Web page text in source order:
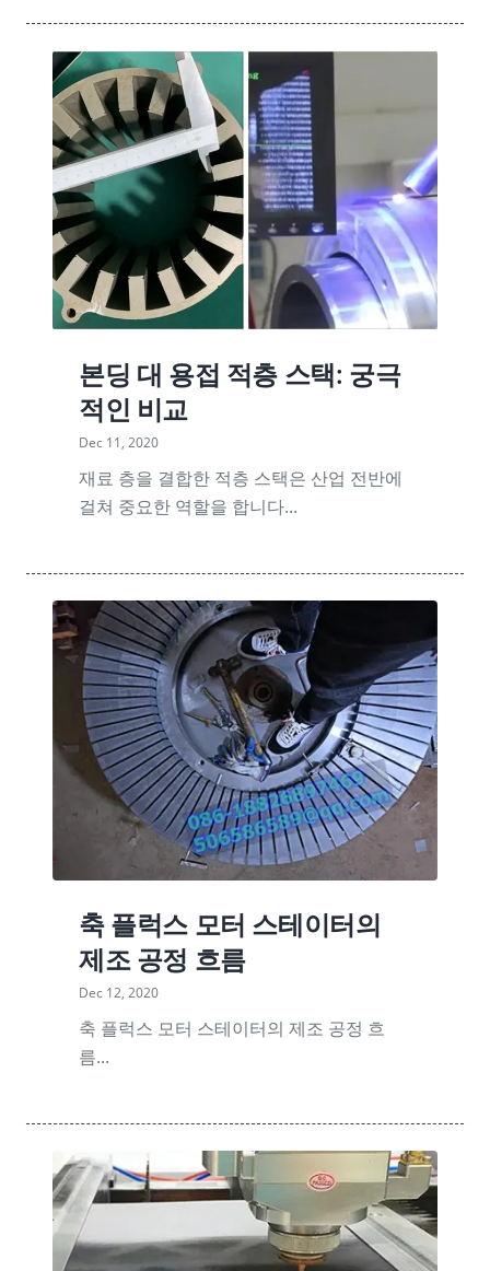
본딩 대 용접 적층 스택: 궁극
적인 비교
Dec 11, 2020
재료 층을 결합한 적층 스택은 산업 전반에
걸쳐 중요한 역할을 합니다...
축 플럭스 모터 스테이터의
제조 공정 흐름
Dec 12, 2020
축 플럭스 모터 스테이터의 제조 공정 흐
름...